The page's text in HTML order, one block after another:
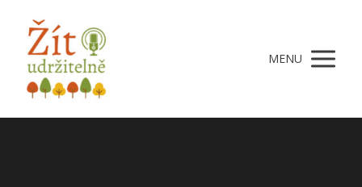
MENU